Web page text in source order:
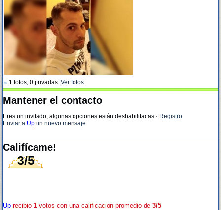
1 fotos, 0 privadas | Ver fotos
Mantener el contacto
Eres un invitado, algunas opciones están deshabilitadas · Registro
Enviar a Up un nuevo mensaje
Califícame!
3/5
Up recibio 1 votos con una calificacion promedio de 3/5